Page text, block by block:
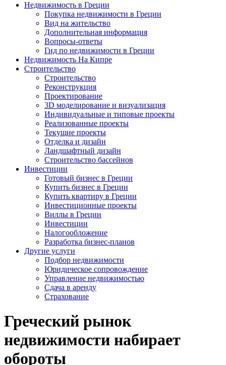
Недвижимость в Греции
Покупка недвижимости в Греции
Вид на жительство
Дополнительная информация
Вопросы-ответы
Гид по недвижимости в Греции
Недвижимость На Кипре
Строительство
Строительство
Реконструкция
Проектирование
3D моделирование и визуализация
Индивидуальные и типовые проекты
Реализованные проекты
Текущие проекты
Отделка и дизайн
Ландшафтный дизайн
Строительство бассейнов
Инвестиции
Готовый бизнес в Греции
Купить бизнес в Греции
Купить квартиру в Греции
Инвестиционные проекты
Виллы в Греции
Инвестиции
Налогообложение
Разработка бизнес-планов
Другие услуги
Подбор недвижимости
Юридическое сопровождение
Управление недвижимостью
Сдача в аренду
Страхование
Греческий рынок
недвижимости набирает
обороты